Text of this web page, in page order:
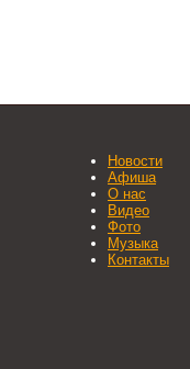
Новости
Афиша
О нас
Видео
Фото
Музыка
Контакты